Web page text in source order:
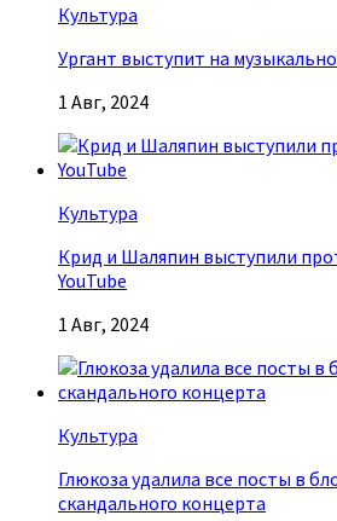
Культура
Ургант выступит на
1 Авг, 2024
Культура
Крид и Шаляпин выступили
YouTube
1 Авг, 2024
Культура
Глюкоза удалила все посты в
скандального концерта